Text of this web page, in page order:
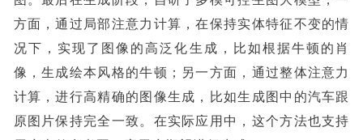
方面，通过局部注意力计算，在保持实体特征不变的情
况下，实现了图像的高泛化生成，比如根据牛顿的肖
像，生成绘本风格的牛顿；另一方面，通过整体注意力
计算，进行高精确的图像生成，比如生成图中的汽车跟
原图片保持完全一致。在实际应用中，这个方法也支持